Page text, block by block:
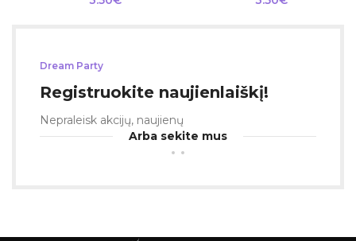
Dream Party
Registruokite naujienlaiškį!
Nepraleisk akcijų, naujienų
Arba sekite mus